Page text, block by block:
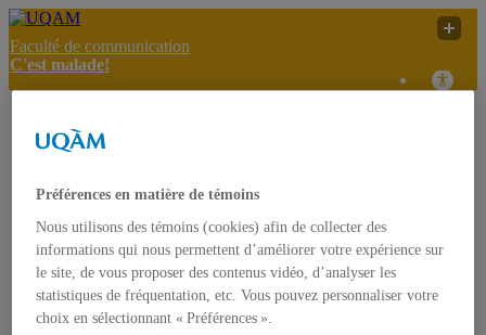
Faculté de communication
C'est malade!
UQAM
Accueil
À propos
Présentation
Projet FODAR
L’équipe
Préférences en matière de témoins
Nous utilisons des témoins (cookies) afin de collecter des
informations qui nous permettent d’améliorer votre expérience sur
le site, de vous proposer des contenus vidéo, d’analyser les
statistiques de fréquentation, etc. Vous pouvez personnaliser votre
choix en sélectionnant « Préférences ».